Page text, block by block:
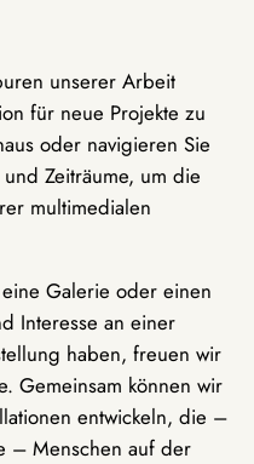
unserer Arbeit
für neue Projekte zu
oder navigieren Sie
Zeiträume, um die
multimedialen
Galerie oder einen
Interesse an einer
haben, freuen wir
Gemeinsam können wir
entwickeln, die –
– Menschen auf der